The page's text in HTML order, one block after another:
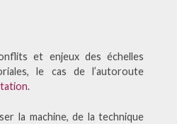
et enjeux des échelles
le cas de l’autoroute
.
la machine, de la technique